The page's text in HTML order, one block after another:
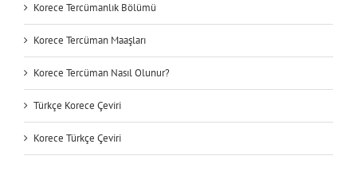
Korece Tercümanlık Bölümü
Korece Tercüman Maaşları
Korece Tercüman Nasıl Olunur?
Türkçe Korece Çeviri
Korece Türkçe Çeviri